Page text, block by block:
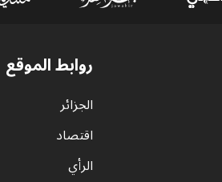
روابط الموقع
الجزائر
اقتصاد
الرأي